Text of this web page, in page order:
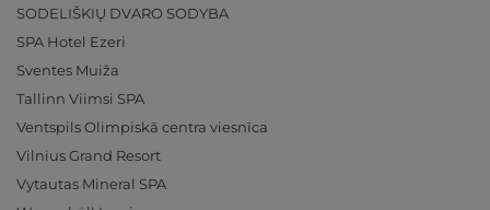
SODELIŠKIŲ DVARO SODYBA
SPA Hotel Ezeri
Sventes Muiža
Tallinn Viimsi SPA
Ventspils Olimpiskā centra viesnīca
Vilnius Grand Resort
Vytautas Mineral SPA